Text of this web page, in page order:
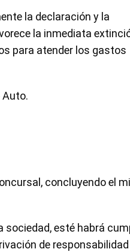
la declaración y la
la inmediata
para atender los gastos
concluyendo el
sociedad, esté habrá
de